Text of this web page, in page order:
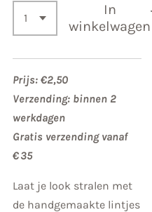
In
winkelwagen
Prijs: €2,50
Verzending: binnen 2
werkdagen
Gratis verzending vanaf
€ 35
Laat je look stralen met
de handgemaakte lintjes